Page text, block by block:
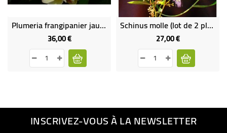
Plumeria frangipanier jaune
36,00 €Prix
Schinus molle (lot de 2 plants)
27,00 €Prix
INSCRIVEZ-VOUS À LA NEWSLETTER